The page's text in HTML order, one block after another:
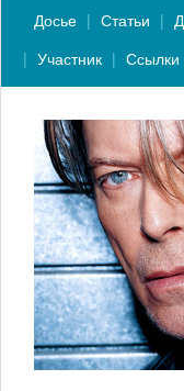
Досье Статьи
Участник
Ссылки